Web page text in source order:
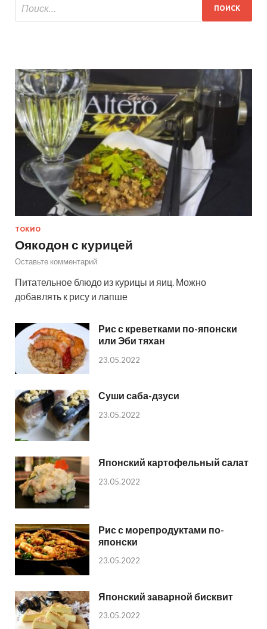
ТОКИО
Оякодон с курицей
Оставьте комментарий
Питательное блюдо из курицы и яиц. Можно
добавлять к рису и лапше
Рис с креветками по-японски
или Эби тяхан
23.05.2022
Суши саба-дзуси
23.05.2022
Японский картофельный салат
23.05.2022
Рис с морепродуктами по-
японски
23.05.2022
Японский заварной бисквит
23.05.2022